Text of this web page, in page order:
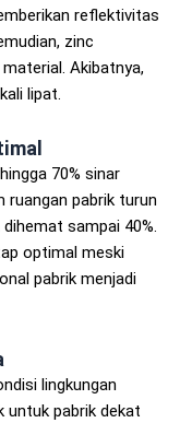
reflektivitas
zinc
material. Akibatnya,
lipat.
70% sinar
ruangan pabrik turun
sampai 40%.
optimal meski
pabrik menjadi
lingkungan
untuk pabrik dekat